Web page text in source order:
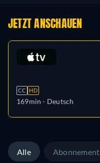
JETZT ANSCHAUEN
CC HD
169min - Deutsch
Alle Abonnement